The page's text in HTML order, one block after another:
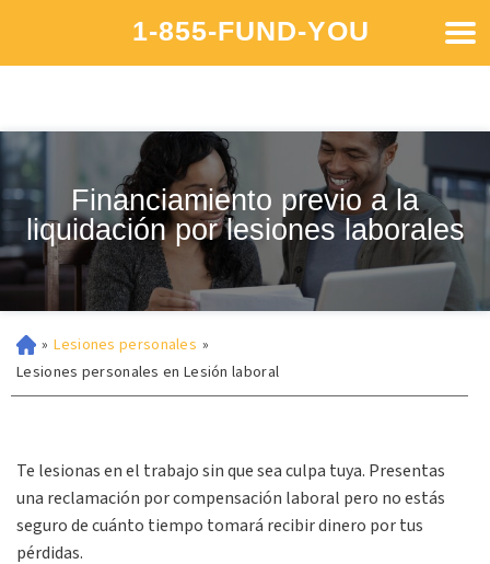
1-855-FUND-YOU
Financiamiento previo a la
liquidación por lesiones laborales
» Lesiones personales »
Lesiones personales en Lesión laboral
Te lesionas en el trabajo sin que sea culpa tuya. Presentas
una reclamación por compensación laboral pero no estás
seguro de cuánto tiempo tomará recibir dinero por tus
pérdidas.